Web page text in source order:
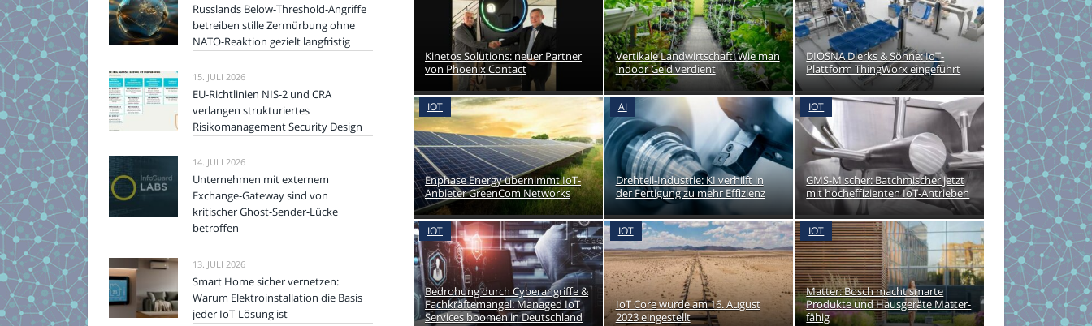
Kinetos Solutions: neuer Partner
von Phoenix Contact
Vertikale Landwirtschaft: Wie man
indoor Geld verdient
DIOSNA Dierks & Söhne: IoT-
Plattform ThingWorx eingeführt
IOT
Enphase Energy übernimmt IoT-
Anbieter GreenCom Networks
AI
Drehteil-Industrie: KI verhilft in
der Fertigung zu mehr Effizienz
IOT
GMS-Mischer: Batchmischer jetzt
mit hocheffizienten IoT-Antrieben
IOT
Bedrohung durch Cyberangriffe &
Fachkräftemangel: Managed IoT
Services boomen in Deutschland
IOT
IoT Core wurde am 16. August
2023 eingestellt
IOT
Matter: Bosch macht smarte
Produkte und Hausgeräte Matter-
fähig
Russlands Below-Threshold-Angriffe
betreiben stille Zermürbung ohne
NATO-Reaktion gezielt langfristig
15. JULI 2026
EU-Richtlinien NIS-2 und CRA
verlangen strukturiertes
Risikomanagement Security Design
14. JULI 2026
Unternehmen mit externem
Exchange-Gateway sind von
kritischer Ghost-Sender-Lücke
betroffen
13. JULI 2026
Smart Home sicher vernetzen:
Warum Elektroinstallation die Basis
jeder IoT-Lösung ist